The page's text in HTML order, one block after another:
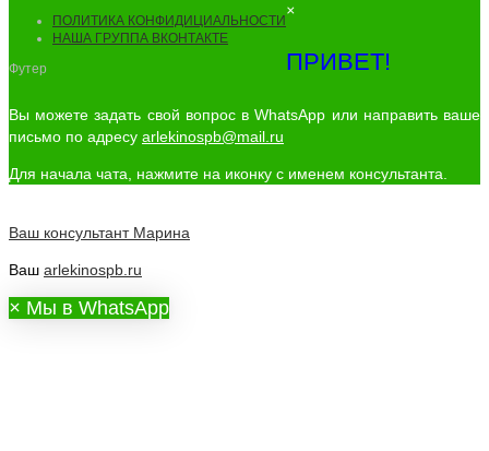
ПОЛИТИКА КОНФИДИЦИАЛЬНОСТИ
НАША ГРУППА ВКОНТАКТЕ
Футер
×
ПРИВЕТ!
Вы можете задать свой вопрос в WhatsApp или направить ваше
письмо по адресу arlekinospb@mail.ru
Для начала чата, нажмите на иконку с именем консультанта.
Ваш консультант Марина
Ваш arlekinospb.ru
× Мы в WhatsApp